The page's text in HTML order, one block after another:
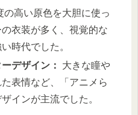
の高い原色を大胆に使っ
衣装が多く、視覚的な
時代でした。
デザイン：
大きな瞳や
表情など、「アニメら
インが主流でした。